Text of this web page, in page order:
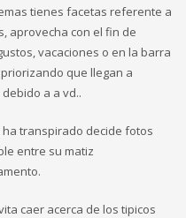
tienes facetas referente a
aprovecha con el fin de
vacaciones o en la barra
que llegan a
a a vd..
transpirado decide fotos
entre su matiz
caer acerca de los tipicos